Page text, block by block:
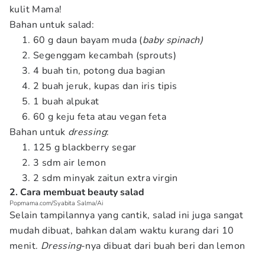
kulit Mama!
Bahan untuk salad:
60 g daun bayam muda (baby spinach)
Segenggam kecambah (sprouts)
4 buah tin, potong dua bagian
2 buah jeruk, kupas dan iris tipis
1 buah alpukat
60 g keju feta atau vegan feta
Bahan untuk dressing:
125 g blackberry segar
3 sdm air lemon
2 sdm minyak zaitun extra virgin
2. Cara membuat beauty salad
Popmama.com/Syabita Salma/Ai
Selain tampilannya yang cantik, salad ini juga sangat
mudah dibuat, bahkan dalam waktu kurang dari 10
menit. Dressing-nya dibuat dari buah beri dan lemon